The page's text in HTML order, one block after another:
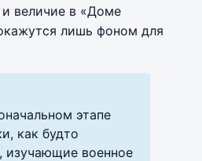
величие в «Доме
лишь фоном для
этапе
как будто
изучающие военное